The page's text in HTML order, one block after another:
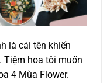
là cái tên khiến
Tiệm hoa tôi muốn
4 Mùa Flower.